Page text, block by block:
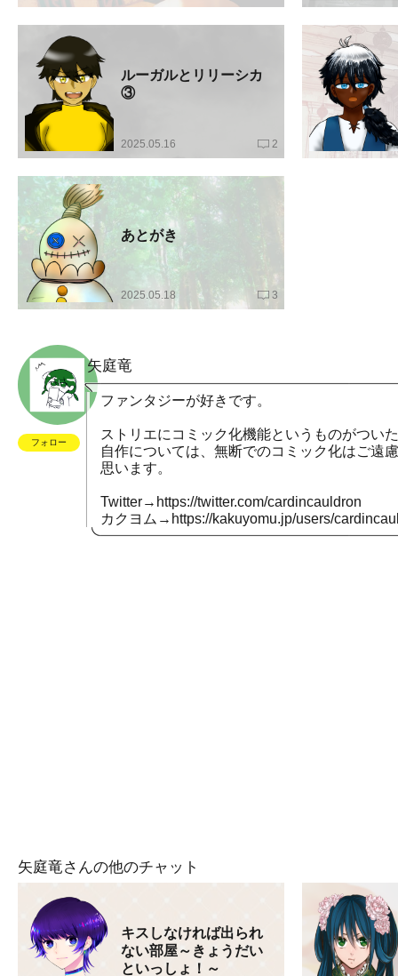
ルーガルとリリーシカ
③
2025.05.16 2
あとがき
2025.05.18 3
フォロー
矢庭竜
ファンタジーが好きです。
ストリエにコミック化機能というものがつい
自作については、無断でのコミック化はご遠
思います。
Twitter→ https://twitter.com/cardincauldron
カクヨム→ https://kakuyomu.jp/users/
矢庭竜さんの他のチャット
キスしなければ出られ
ない部屋～きょうだい
といっしょ！～